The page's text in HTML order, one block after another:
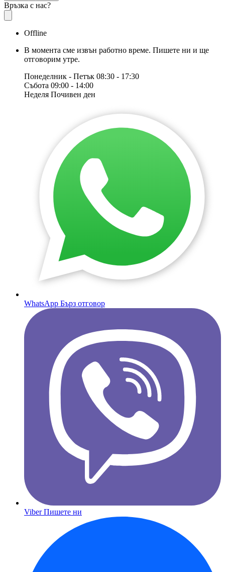
Връзка с нас?
Offline
В момента сме извън работно време. Пишете ни и ще
отговорим утре.
Понеделник - Петък 08:30 - 17:30
Събота 09:00 - 14:00
Неделя Почивен ден
WhatsApp Бърз отговор
Viber Пишете ни